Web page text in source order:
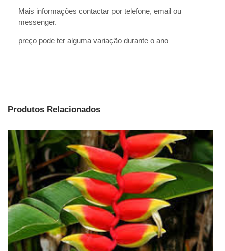
Mais informações contactar por telefone, email ou
messenger.
preço pode ter alguma variação durante o ano
Produtos Relacionados